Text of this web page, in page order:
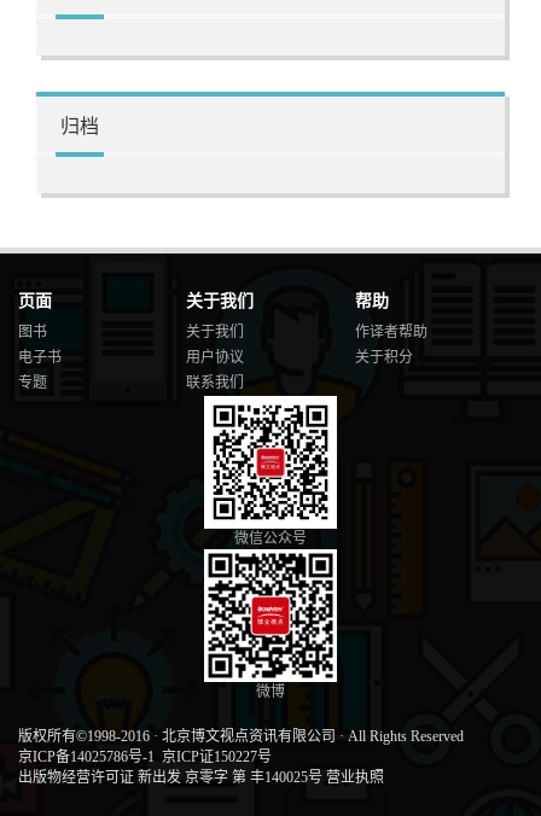
归档
页面
图书
电子书
专题
关于我们
关于我们
用户协议
联系我们
帮助
作译者帮助
关于积分
微信公众号
微博
版权所有©1998-2016 · 北京博文视点资讯有限公司 · All Rights Reserved
京ICP备14025786号-1 京ICP证150227号
出版物经营许可证 新出发 京零字 第 丰140025号 营业执照